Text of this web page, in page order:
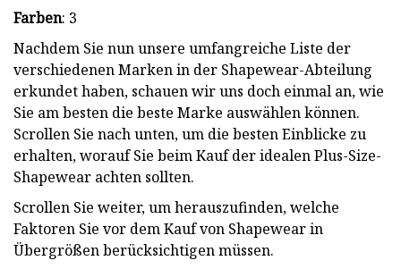
Farben: 3
Nachdem Sie nun unsere umfangreiche Liste der
verschiedenen Marken in der Shapewear-Abteilung
erkundet haben, schauen wir uns doch einmal an, wie
Sie am besten die beste Marke auswählen können.
Scrollen Sie nach unten, um die besten Einblicke zu
erhalten, worauf Sie beim Kauf der idealen Plus-Size-
Shapewear achten sollten.
Scrollen Sie weiter, um herauszufinden, welche
Faktoren Sie vor dem Kauf von Shapewear in
Übergrößen berücksichtigen müssen.